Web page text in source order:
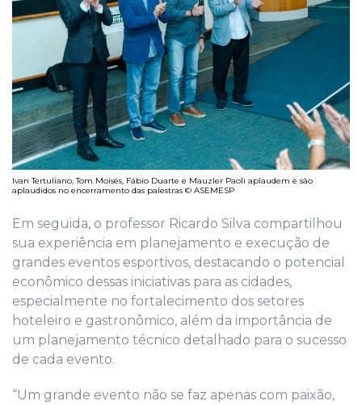
Ivan Tertuliano, Tom Moisés, Fábio Duarte e Mauzler Paoli aplaudem e são
aplaudidos no encerramento das palestras © ASEMESP
Em seguida, o professor Ricardo Silva compartilhou
sua experiência em planejamento e execução de
grandes eventos esportivos, destacando o potencial
econômico dessas iniciativas para as cidades,
especialmente no fortalecimento dos setores
hoteleiro e gastronômico, além da importância de
um planejamento técnico detalhado para o sucesso
de cada evento.
“Um grande evento não se faz apenas com paixão,